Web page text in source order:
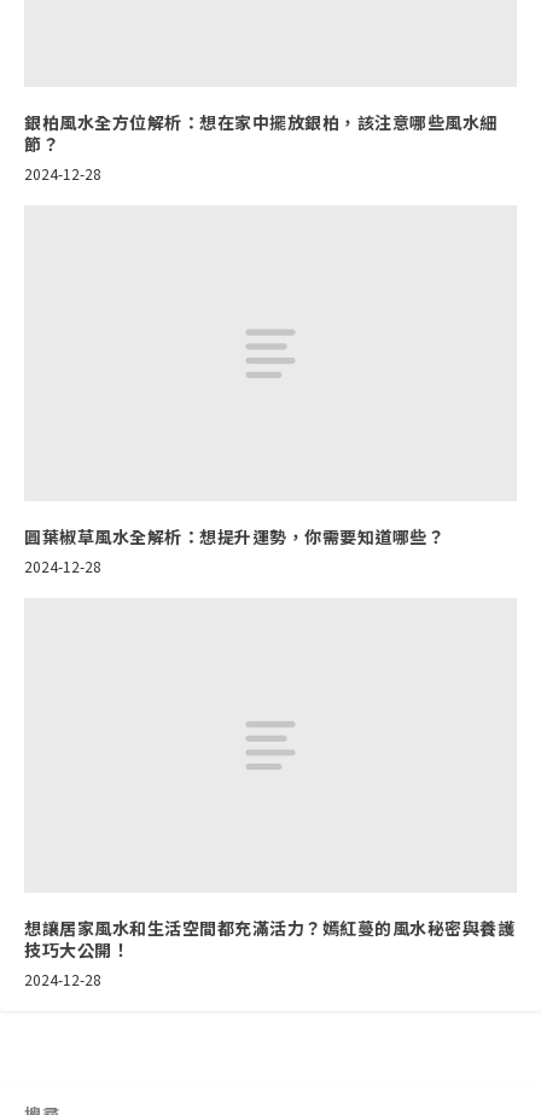
銀柏風水全方位解析：想在家中擺放銀柏，該注意哪些風水細
節？
2024-12-28
圓葉椒草風水全解析：想提升運勢，你需要知道哪些？
2024-12-28
想讓居家風水和生活空間都充滿活力？嫣紅蔓的風水秘密與養護
技巧大公開！
2024-12-28